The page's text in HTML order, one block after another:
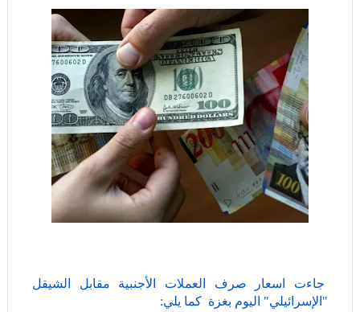
جاءت اسعار صرف العملات الأجنبية مقابل الشيقل
"الإسرائيلي" اليوم بغزة كما يلي: